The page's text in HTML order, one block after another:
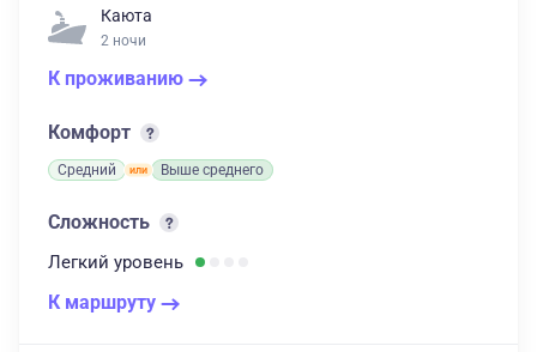
Каюта
2 ночи
К проживанию
Комфорт
Средний Выше среднего
Сложность
Легкий уровень
К маршруту